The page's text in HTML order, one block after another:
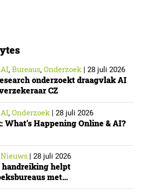
De toepasselijkheid…
AI, Bureaus, Onderzoek| 28 juli 2026
onderzoekt draagvlak AI
CZ
AI, Onderzoek| 28 juli 2026
What’s Happening Online & AI?
Nieuws | 28 juli 2026
handreiking helpt
met